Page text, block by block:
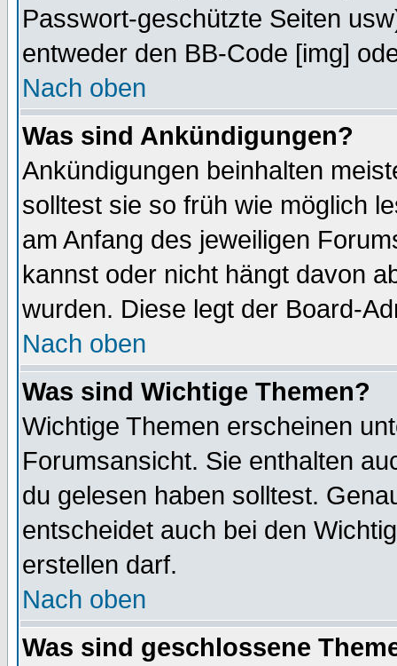
Passwort-geschützte Seiten
entweder den BB-Code [img]
Nach oben
Was sind Ankündigungen?
Ankündigungen beinhalten
solltest sie so früh wie möglich
am Anfang des jeweiligen
kannst oder nicht hängt davon
wurden. Diese legt der Board-
Nach oben
Was sind Wichtige Themen?
Wichtige Themen erscheinen
Forumsansicht. Sie enthalten
du gelesen haben solltest.
entscheidet auch bei den
erstellen darf.
Nach oben
Was sind geschlossene